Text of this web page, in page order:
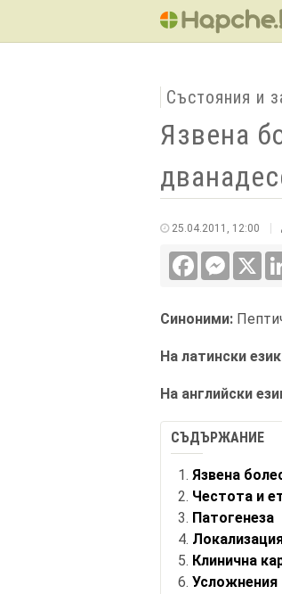
Състояния и
Язвена
25.04.2011, 12:00
Facebook
Синоними:
На латински
На английски
СЪДЪРЖАНИЕ
Язвена
Честота и
Патогенеза
Клинична
Усложнения